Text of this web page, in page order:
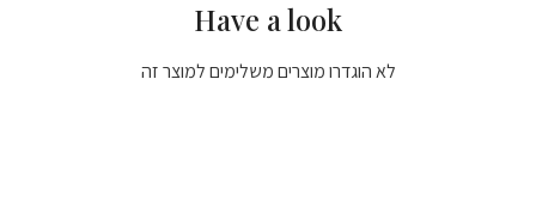
Have a look
לא הוגדרו מוצרים משלימים למוצר זה